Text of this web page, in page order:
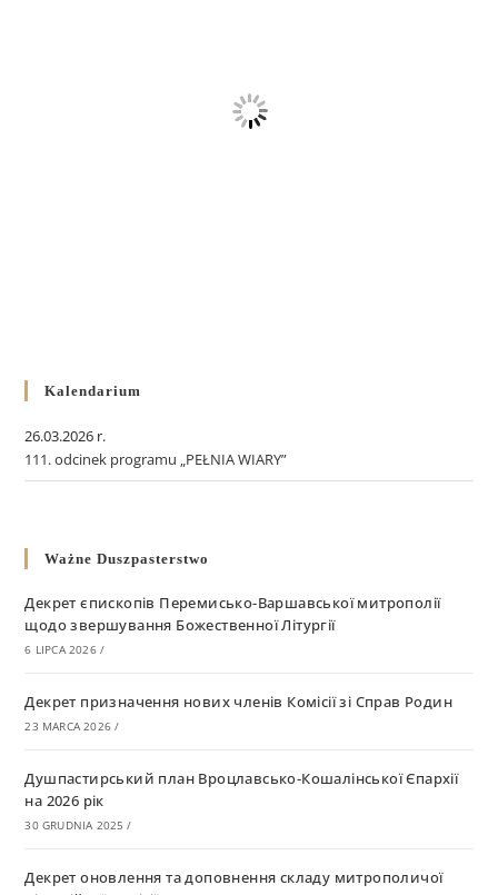
Kalendarium
26.03.2026 r.
111. odcinek programu „PEŁNIA WIARY”
Ważne Duszpasterstwo
Декрет єпископів Перемисько-Варшавської митрополії
щодо звершування Божественної Літургії
6 LIPCA 2026 /
Декрет призначення нових членів Комісії зі Справ Родин
23 MARCA 2026 /
Душпастирський план Вроцлавсько-Кошалінської Єпархії
на 2026 рік
30 GRUDNIA 2025 /
Декрет оновлення та доповнення складу митрополичої